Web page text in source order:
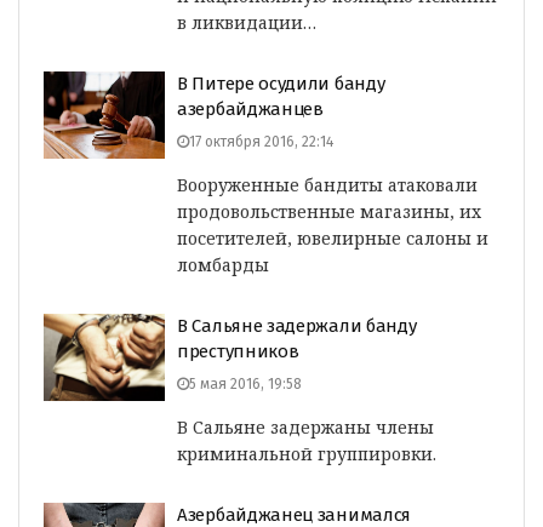
в ликвидации…
В Питере осудили банду
азербайджанцев
17 октября 2016, 22:14
Вооруженные бандиты атаковали
продовольственные магазины, их
посетителей, ювелирные салоны и
ломбарды
В Сальяне задержали банду
преступников
5 мая 2016, 19:58
В Сальяне задержаны члены
криминальной группировки.
Азербайджанец занимался